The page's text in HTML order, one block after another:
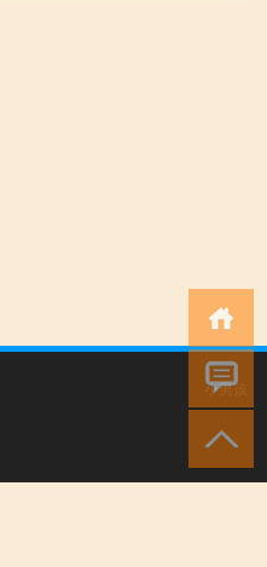
小男孩